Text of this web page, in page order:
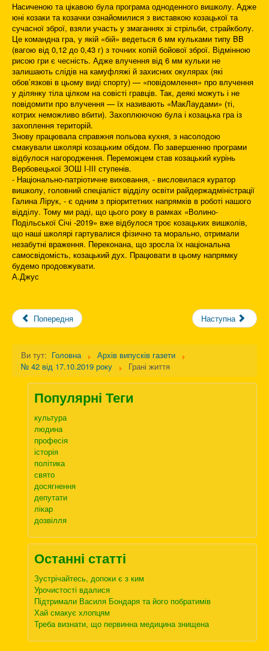
Насиченою та цікавою була програма одноденного вишколу. Адже
юні козаки та козачки ознайомилися з виставкою козацької та
сучасної зброї, взяли участь у змаганнях зі стрільби, страйкболу.
Це командна гра, у якій «бій» ведеться 6 мм кульками типу BB
(вагою від 0,12 до 0,43 г) з точних копій бойової зброї. Відмінною
рисою гри є чесність. Адже влучення від 6 мм кульки не
залишають слідів на камуфляжі й захисних окулярах (які
обов’язкові в цьому виді спорту) — «повідомлення» про влучення
у ділянку тіла цілком на совісті гравців. Так, деякі можуть і не
повідомити про влучення — їх називають «МакЛаудами» (ті,
котрих неможливо вбити). Захоплюючою була і козацька гра із
захоплення територій.
Знову працювала справжня польова кухня, з насолодою
смакували школярі козацьким обідом. По завершенню програми
відбулося нагородження. Переможцем став козацький курінь
Вербовецької ЗОШ І-ІІІ ступенів.
- Національно-патріотичне виховання, - висловилася куратор
вишколу, головний спеціаліст відділу освіти райдержадміністрації
Галина Лірук, - є одним з пріоритетних напрямків в роботі нашого
відділу. Тому ми раді, що цього року в рамках «Волино-
Подільської Січі -2019» вже відбулося троє козацьких вишколів,
що наші школярі гартувалися фізично та морально, отримали
незабутні враження. Переконана, що зросла їх національна
самосвідомість, козацький дух. Працювати в цьому напрямку
будемо продовжувати.
А.Джус
Попередня Наступна
Ви тут: Головна
Архів випусків газети
№ 42 від 17.10.2019 року
Грані життя
Популярні Теги
культура
людина
професія
історія
політика
свято
досягнення
депутати
лікар
дозвілля
Останні статті
Зустрічайтесь, допоки є з ким
Урочистості вдалися
Підтримали Василя Бондаря та його побратимів
Хай смакує хлопцям
Треба визнати, що первинна медицина знищена